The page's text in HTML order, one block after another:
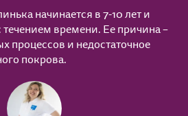
начинается в 7-10 лет и
времени. Ее причина –
процессов и недостаточное
покрова.